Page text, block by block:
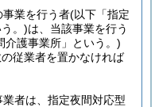
業を行う者(以下「指定
。)は、当該事業を行う
介護事業所」という。)
従業者を置かなければ
者は、指定夜間対応型